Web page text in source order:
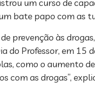
um curso de
bate papo com as
prevenção às
Professor, em 15
como o aumento
com as drogas”,